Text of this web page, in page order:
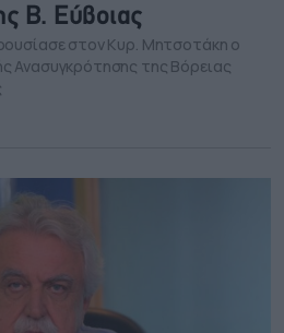
Β. Εύβοιας
στον Κυρ. Μητσοτάκη ο
Ανασυγκρότησης της Βόρειας